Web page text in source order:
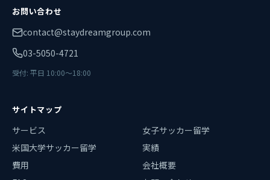
お問い合わせ
contact@staydreamgroup.com
03-5050-4721
受付: 平日 10:00〜18:00
サイトマップ
サービス
女子サッカー留学
米国大学サッカー留学
実績
費用
会社概要